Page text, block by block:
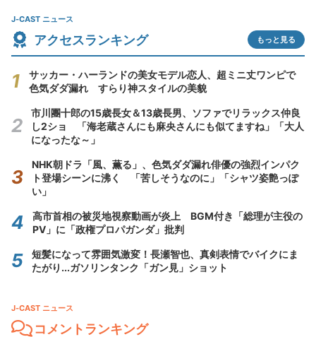
J-CAST ニュース
アクセスランキング もっと見る
サッカー・ハーランドの美女モデル恋人、超ミニ丈ワンピで
色気ダダ漏れ すらり神スタイルの美貌
市川團十郎の15歳長女＆13歳長男、ソファでリラックス仲良
し2ショ 「海老蔵さんにも麻央さんにも似てますね」「大人
になったな～」
NHK朝ドラ「風、薫る」、色気ダダ漏れ俳優の強烈インパク
ト登場シーンに沸く 「苦しそうなのに」「シャツ姿艶っぽ
い」
高市首相の被災地視察動画が炎上 BGM付き「総理が主役の
PV」に「政権プロパガンダ」批判
短髪になって雰囲気激変！長瀬智也、真剣表情でバイクにま
たがり...ガソリンタンク「ガン見」ショット
J-CAST ニュース
コメントランキング